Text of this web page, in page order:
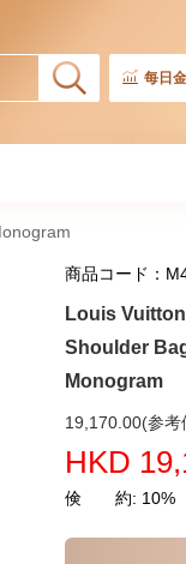
每日
商品コード：
Louis
Shoulder
Monogram
19,170.00(参考
HKD
倹 約: 10%